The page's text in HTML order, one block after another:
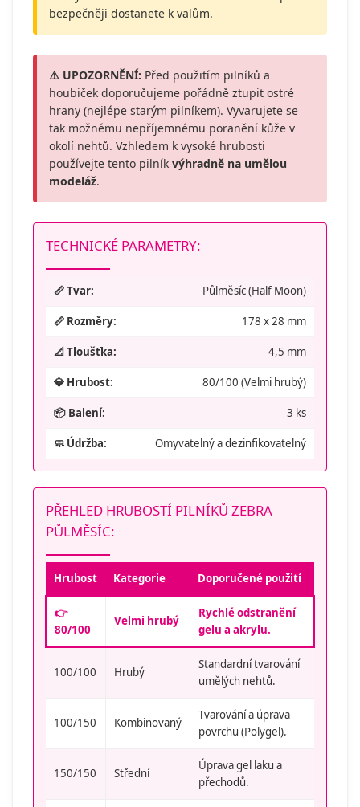
bezpečněji dostanete k valům.
⚠️ UPOZORNĚNÍ: Před použitím pilníků a
houbiček doporučujeme pořádně ztupit ostré
hrany (nejlépe starým pilníkem). Vyvarujete se
tak možnému nepříjemnému poranění kůže v
okolí nehtů. Vzhledem k vysoké hrubosti
používejte tento pilník výhradně na umělou
modeláž.
TECHNICKÉ PARAMETRY:
📏 Tvar: Půlměsíc (Half Moon)
📏 Rozměry: 178 x 28 mm
📐 Tloušťka: 4,5 mm
💎 Hrubost: 80/100 (Velmi hrubý)
📦 Balení: 3 ks
🧼 Údržba: Omyvatelný a dezinfikovatelný
PŘEHLED HRUBOSTÍ PILNÍKŮ ZEBRA
PŮLMĚSÍC:
Hrubost Kategorie Doporučené použití
👉
80/100
Velmi hrubý
Rychlé odstranění
gelu a akrylu.
100/100 Hrubý
Standardní tvarování
umělých nehtů.
100/150 Kombinovaný
Tvarování a úprava
povrchu (Polygel).
150/150 Střední
Úprava gel laku a
přechodů.